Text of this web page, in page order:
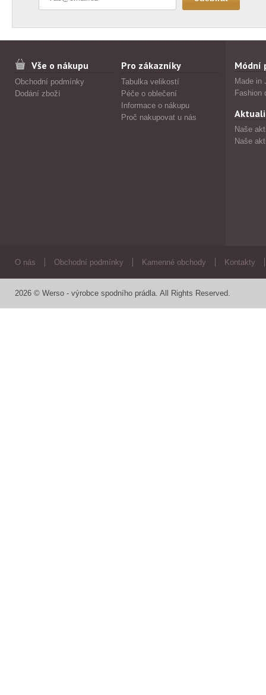
Vše o nákupu
Obchodní podmínky
Dodání zboží
Pro zákazníky
Tabulka velikostí
Péče o oblečení
Informace o nákupu
Proč nakupovat u nás
Módní
Made in
Fashion
Naše
Naše
O nás Obchodní podmínky Kamenné obchody Kontakty
2026 © Werso - výrobce spodního prádla. All Rights Reserved.